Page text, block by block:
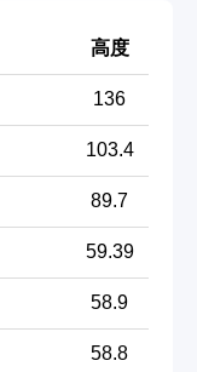
高度
136
103.4
89.7
59.39
58.9
58.8